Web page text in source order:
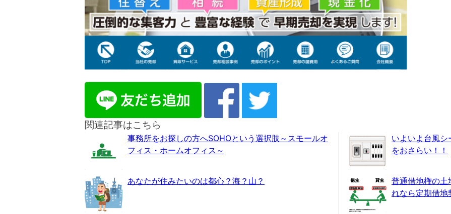
関連記事はこちら
事務所をお探しの方へSOHOという選択肢～スモールオ
フィス・ホームオフィス～
あなたが住みたいのは都心？海？山？
いよいよ台風
をおさらい！！
普通借地権の土
れなら定期借地